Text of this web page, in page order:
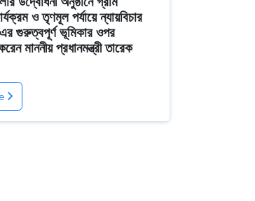
ও তৃণমূল পর্যায়ে ন্যায়বিচার
এর গুরুত্বপূর্ণ ভূমিকার ওপর
মাননীয় প্রধানমন্ত্রী তারেক